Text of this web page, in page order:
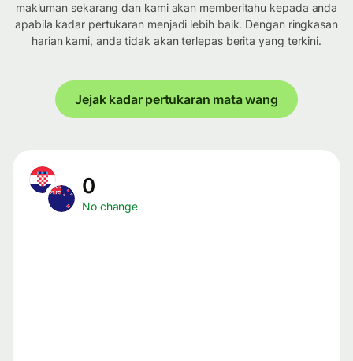
makluman sekarang dan kami akan memberitahu kepada anda
apabila kadar pertukaran menjadi lebih baik. Dengan ringkasan
harian kami, anda tidak akan terlepas berita yang terkini.
Jejak kadar pertukaran mata wang
0
No change